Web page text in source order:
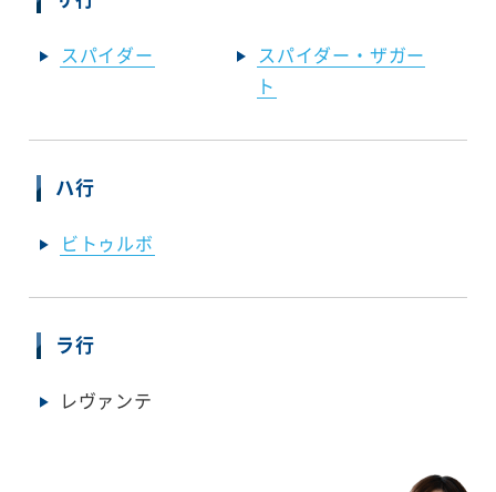
スパイダー
スパイダー・ザガー
ト
ハ行
ビトゥルボ
ラ行
レヴァンテ